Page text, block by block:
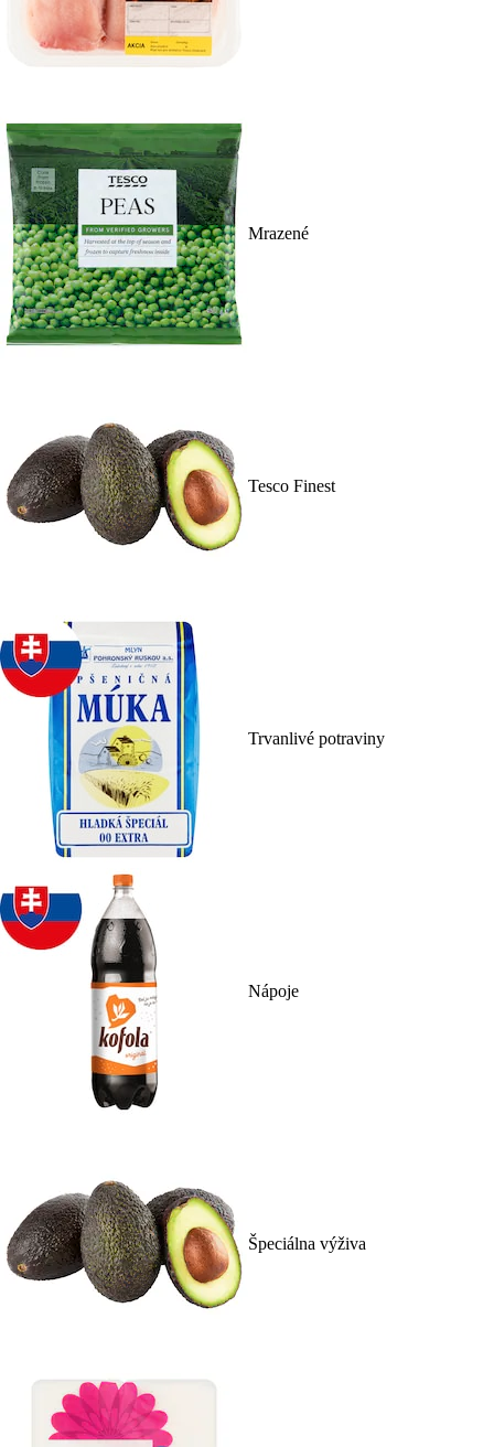
Mrazené
Tesco Finest
Trvanlivé potraviny
Nápoje
Špeciálna výživa